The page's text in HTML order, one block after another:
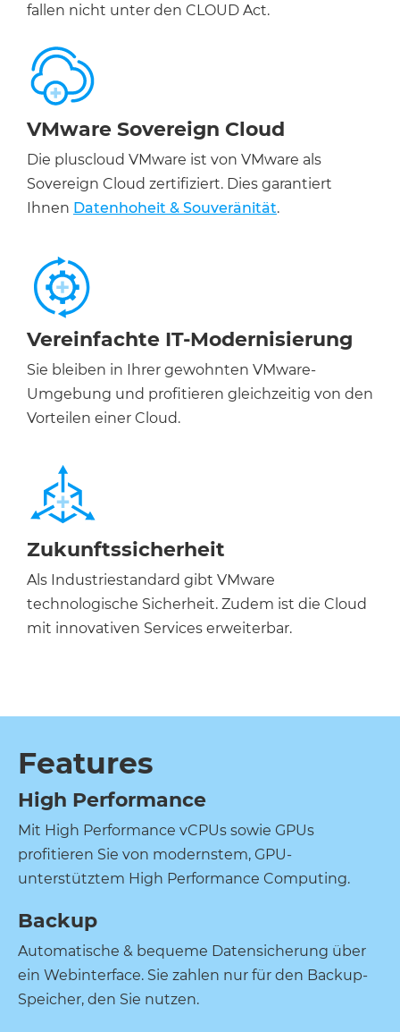
fallen nicht unter den CLOUD Act.
VMware Sovereign Cloud
Die pluscloud VMware ist von VMware als
Sovereign Cloud zertifiziert. Dies garantiert
Ihnen Datenhoheit & Souveränität.
Vereinfachte IT-Modernisierung
Sie bleiben in Ihrer gewohnten VMware-
Umgebung und profitieren gleichzeitig von den
Vorteilen einer Cloud.
Zukunftssicherheit
Als Industriestandard gibt VMware
technologische Sicherheit. Zudem ist die Cloud
mit innovativen Services erweiterbar.
Features
High Performance
Mit High Performance vCPUs sowie GPUs
profitieren Sie von modernstem, GPU-
unterstütztem High Performance Computing.
Backup
Automatische & bequeme Datensicherung über
ein Webinterface. Sie zahlen nur für den Backup-
Speicher, den Sie nutzen.